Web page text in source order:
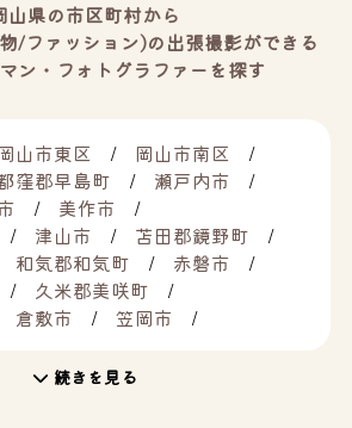
山県の市区町村から
/ファッション)の出張撮影ができる
ン・フォトグラファーを探す
山市東区
岡山市南区
窪郡早島町
瀬戸内市
美作市
津山市
苫田郡鏡野町
和気郡和気町
赤磐市
久米郡美咲町
倉敷市 笠岡市
続きを見る